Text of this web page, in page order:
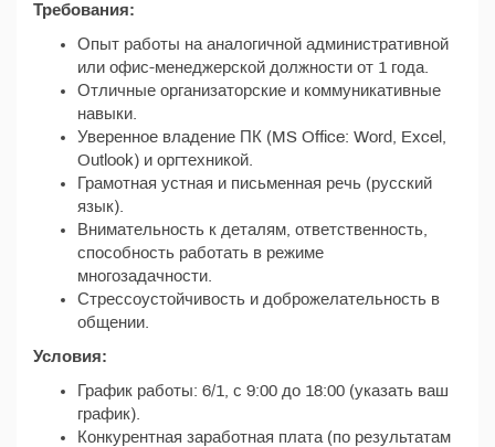
Требования:
Опыт работы на аналогичной административной
или офис-менеджерской должности от 1 года.
Отличные организаторские и коммуникативные
навыки.
Уверенное владение ПК (MS Office: Word, Excel,
Outlook) и оргтехникой.
Грамотная устная и письменная речь (русский
язык).
Внимательность к деталям, ответственность,
способность работать в режиме
многозадачности.
Стрессоустойчивость и доброжелательность в
общении.
Условия:
График работы: 6/1, с 9:00 до 18:00 (указать ваш
график).
Конкурентная заработная плата (по результатам